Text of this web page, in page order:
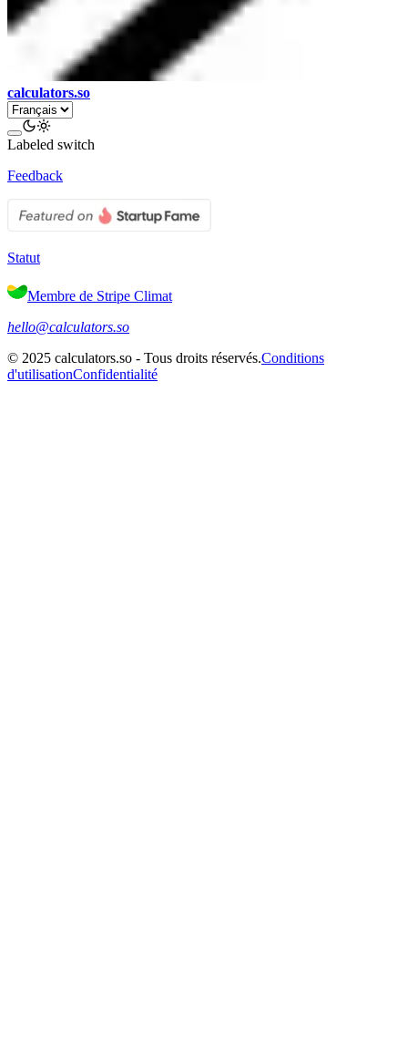
calculators.so
Labeled switch
Feedback
Statut
Membre de Stripe Climat
hello@calculators.so
© 2025 calculators.so - Tous droits réservés.Conditions
d'utilisationConfidentialité